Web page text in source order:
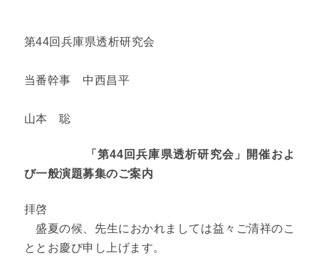
第44回兵庫県透析研究会
当番幹事 中西昌平
山本 聡
「第44回兵庫県透析研究会」開催およ
び一般演題募集のご案内
拝啓
盛夏の候、先生におかれましては益々ご清祥のこ
ととお慶び申し上げます。